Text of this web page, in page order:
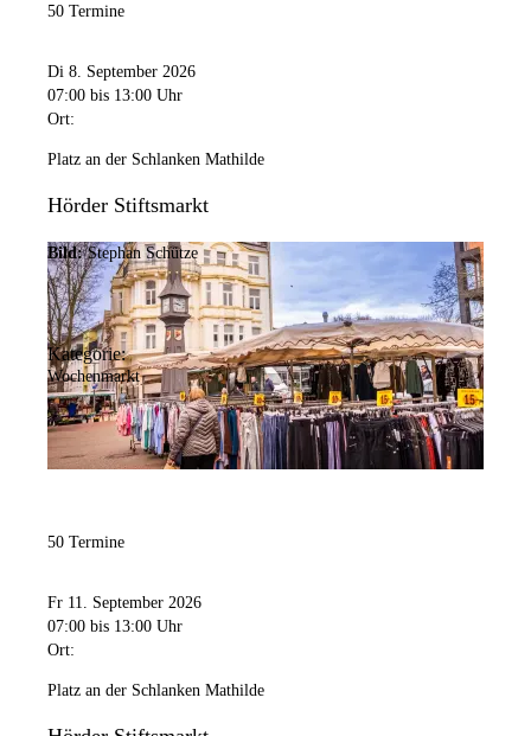
50 Termine
Di 8. September 2026
07:00 bis 13:00 Uhr
Ort:
Platz an der Schlanken Mathilde
Hörder Stiftsmarkt
Bild: Stephan Schütze
Kategorie:
Wochenmarkt
50 Termine
Fr 11. September 2026
07:00 bis 13:00 Uhr
Ort:
Platz an der Schlanken Mathilde